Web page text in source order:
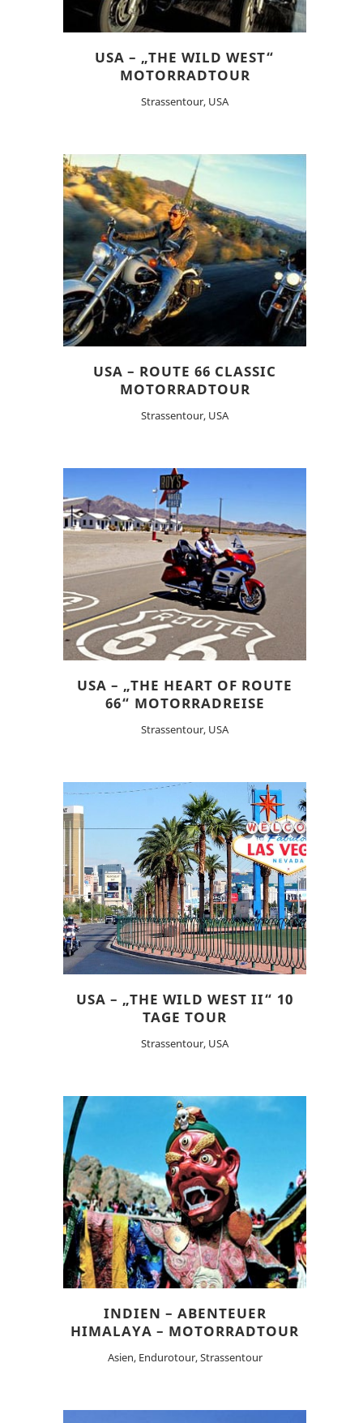
USA – „THE WILD WEST“
MOTORRADTOUR
Strassentour, USA
USA – ROUTE 66 CLASSIC
MOTORRADTOUR
Strassentour, USA
USA – „THE HEART OF ROUTE
66“ MOTORRADREISE
Strassentour, USA
USA – „THE WILD WEST II“ 10
TAGE TOUR
Strassentour, USA
INDIEN – ABENTEUER
HIMALAYA – MOTORRADTOUR
Asien, Endurotour, Strassentour